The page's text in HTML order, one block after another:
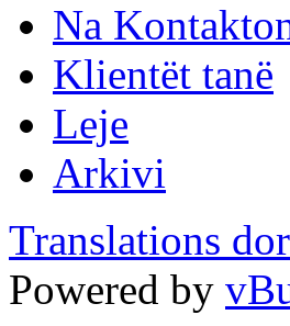
Na
Klientët tanë
Leje
Arkivi
Translations
Powered by